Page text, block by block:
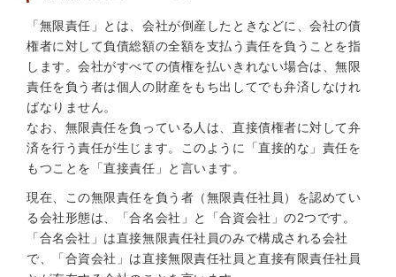
「無限責任」とは、会社が倒産したときなどに、会社の債
権者に対して負債総額の全額を支払う責任を負うことを指
します。会社がすべての債権を払いきれない場合は、無限
責任を負う者は個人の財産をもち出してでも弁済しなけれ
ばなりません。
なお、無限責任を負っている人は、直接債権者に対して弁
済を行う責任が生じます。このように「直接的な」責任を
もつことを「直接責任」と言います。
現在、この無限責任を負う者（無限責任社員）を認めてい
る会社形態は、「合名会社」と「合資会社」の2つです。
「合名会社」は直接無限責任社員のみで構成される会社
で、「合資会社」は直接無限責任社員と直接有限責任社員